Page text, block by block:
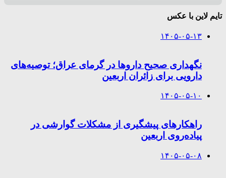
تایم لاین با عکس
۱۴۰۵-۰۵-۱۳
نگهداری صحیح داروها در گرمای عراق؛ توصیه‌های
دارویی برای زائران اربعین
۱۴۰۵-۰۵-۱۰
راهکارهای پیشگیری از مشکلات گوارشی در
پیاده‌روی اربعین
۱۴۰۵-۰۵-۰۸